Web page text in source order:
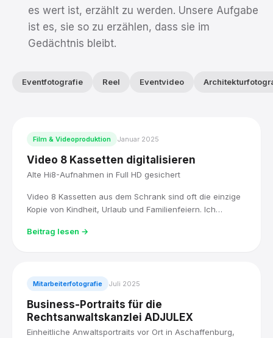
es wert ist, erzählt zu werden. Unsere Aufgabe
ist es, sie so zu erzählen, dass sie im
Gedächtnis bleibt.
Eventfotografie Reel Eventvideo
Film & Videoproduktion Januar 2025
Video 8 Kassetten digitalisieren
Alte Hi8-Aufnahmen in Full HD gesichert
Video 8 Kassetten aus dem Schrank sind oft die einzige
Kopie von Kindheit, Urlaub und Familienfeiern. Ich
DaVinci Resolve und liefere sie als Full-HD-Datei, sofort
Beitrag lesen →
Mitarbeiterfotografie Juli 2025
Business-Portraits für die
Rechtsanwaltskanzlei ADJULEX
Einheitliche Anwaltsportraits vor Ort in Aschaffenburg,